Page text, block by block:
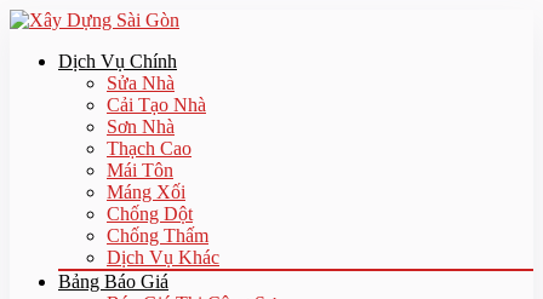
Dịch Vụ Chính
Sửa Nhà
Cải Tạo Nhà
Sơn Nhà
Thạch Cao
Mái Tôn
Máng Xối
Chống Dột
Chống Thấm
Dịch Vụ Khác
Bảng Báo Giá